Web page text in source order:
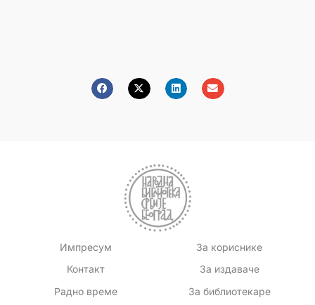
Импресум
Контакт
Радно време
За кориснике
За издаваче
За библиотекаре